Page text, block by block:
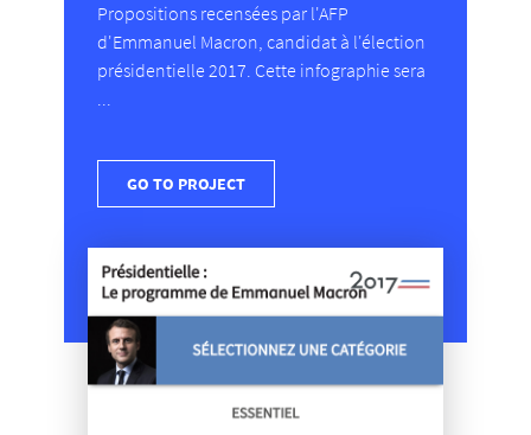
Propositions recensées par l'AFP
d'Emmanuel Macron, candidat à l'élection
présidentielle 2017. Cette infographie sera
...
GO TO PROJECT